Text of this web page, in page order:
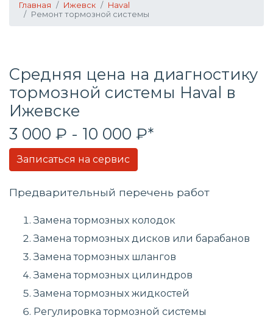
Главная Ижевск
Haval
Ремонт тормозной системы
Средняя цена на диагностику
тормозной системы Haval в
Ижевске
3 000 ₽ - 10 000 ₽*
Записаться на сервис
Предварительный перечень работ
Замена тормозных колодок
Замена тормозных дисков или барабанов
Замена тормозных шлангов
Замена тормозных цилиндров
Замена тормозных жидкостей
Регулировка тормозной системы